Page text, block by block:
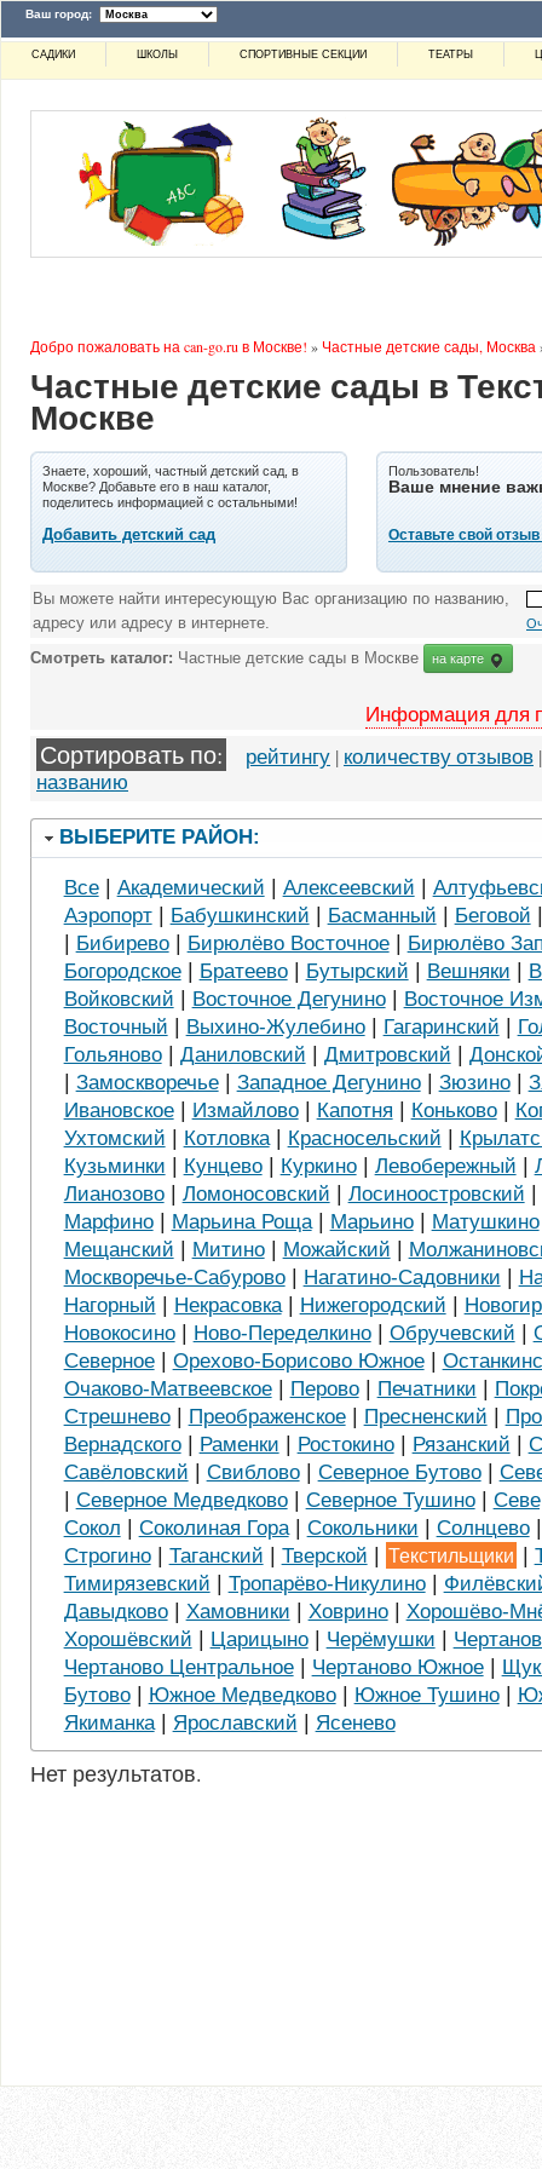
Ваш город:
САДИКИ ШКОЛЫ СПОРТИВНЫЕ СЕКЦИИ ТЕАТРЫ
Добро пожаловать на can-go.ru в Москве! » Частные детские сады, Москва
Частные детские сады в
Москве
Знаете, хороший, частный детский сад, в
Москве? Добавьте его в наш каталог,
поделитесь информацией с остальными!
Добавить детский сад
Пользователь!
Ваше мнение
Оставьте свой
Вы можете найти интересующую Вас организацию по названию,
адресу или адресу в интернете.
Смотреть каталог: Частные детские сады в Москве на карте
Информация для
Сортировать по: рейтингу | количеству отзывов
названию
ВЫБЕРИТЕ РАЙОН:
Все| Академический | Алексеевский |
Аэропорт| Бабушкинский | Басманный | Беговой
| Бибирево| Бирюлёво Восточное| Бирюлёво
Богородское| Братеево| Бутырский | Вешняки |
Войковский | Восточное Дегунино| Восточное
Восточный | Выхино-Жулебино| Гагаринский |
Гольяново| Даниловский | Дмитровский |
| Замоскворечье| Западное Дегунино| Зюзино|
Ивановское| Измайлово| Капотня | Коньково|
Ухтомский | Котловка| Красносельский |
Кузьминки | Кунцево| Куркино| Левобережный |
Лианозово| Ломоносовский | Лосиноостровский |
Марфино| Марьина Роща| Марьино| Матушкино
Мещанский | Митино| Можайский |
Москворечье-Сабурово| Нагатино-Садовники |
Нагорный | Некрасовка| Нижегородский |
Новокосино| Ново-Переделкино| Обручевский |
Северное| Орехово-Борисово Южное|
Очаково-Матвеевское| Перово| Печатники |
Стрешнево| Преображенское| Пресненский |
Вернадского| Раменки | Ростокино| Рязанский |
Савёловский | Свиблово| Северное Бутово|
| Северное Медведково| Северное Тушино|
Сокол | Соколиная Гора| Сокольники | Солнцево
Строгино| Таганский | Тверской | Текстильщики |
Тимирязевский | Тропарёво-Никулино|
Давыдково| Хамовники | Ховрино| Хорошёво-
Хорошёвский | Царицыно| Черёмушки |
Чертаново Центральное| Чертаново Южное|
Бутово| Южное Медведково| Южное Тушино|
Якиманка| Ярославский | Ясенево
Нет результатов.